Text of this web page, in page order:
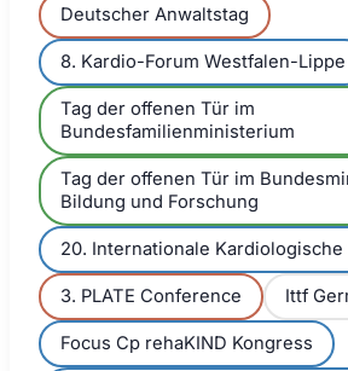
Deutscher Anwaltstag
8. Kardio-Forum Westfalen-Lippe
Tag der offenen Tür im
Bundesfamilienministerium
Tag der offenen Tür im
Bildung und Forschung
20. Internationale Kardiologische
3. PLATE Conference Ittf
Focus Cp rehaKIND Kongress